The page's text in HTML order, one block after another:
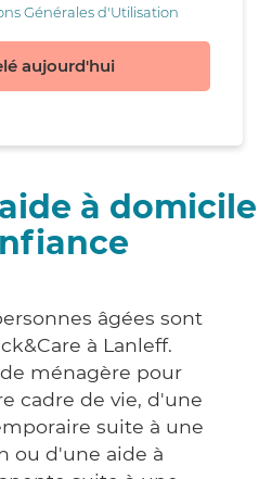
Générales d'Utilisation
aujourd'hui
à domicile
âgées sont
à Lanleff.
ménagère pour
cadre de vie, d'une
suite à une
ou d'une aide à